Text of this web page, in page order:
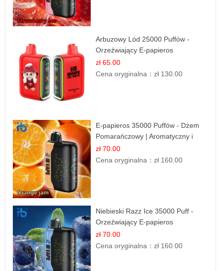
Arbuzowy Lód 25000 Puffów -
Orzeźwiający E-papieros
Jednorazowy
zł 65.00
Cena oryginalna：zł 130.00
E-papieros 35000 Puffów - Dżem
Pomarańczowy | Aromatyczny i
Długotrwały
zł 70.00
Cena oryginalna：zł 160.00
Niebieski Razz Ice 35000 Puff -
Orzeźwiający E-papieros
Jednorazowy | IBVAPE
zł 70.00
Cena oryginalna：zł 160.00